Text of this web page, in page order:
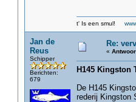
t' Is een smul!
Jan de
Reus
Schipper
Berichten:
679
Re:
«
H145 Kingston
De H145
rederij Kingston